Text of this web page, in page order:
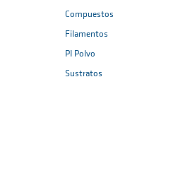
Compuestos
Filamentos
PI Polvo
Sustratos